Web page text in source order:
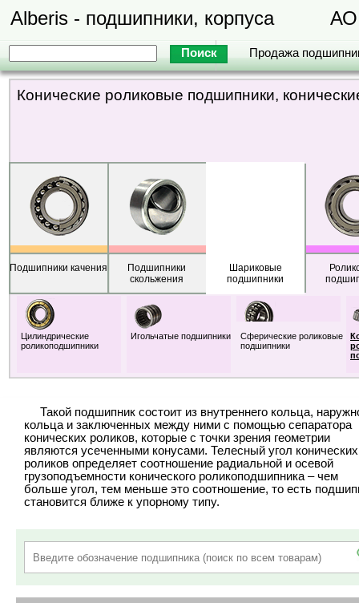
Alberis - подшипники, корпуса АО
Продажа
Конические роликовые подшипники,
Подшипники качения
Подшипники
скольжения
Шариковые
подшипники
Цилиндрические
роликоподшипники
Игольчатые подшипники
Сферические роликовые
подшипники
Такой подшипник состоит из внутреннего кольца,
кольца и заключенных между ними с помощью сепаратора
конических роликов, которые с точки зрения геометрии
являются усеченными конусами. Телесный угол конических
роликов определяет соотношение радиальной и осевой
грузоподъемности конического роликоподшипника – чем
больше угол, тем меньше это соотношение, то есть
становится ближе к упорному типу.